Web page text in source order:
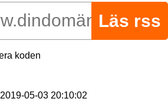
koden
05-03 20:10:02